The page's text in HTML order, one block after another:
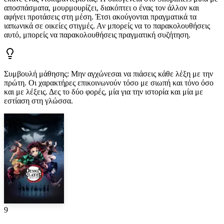
αποσπάσματα, μουρμουρίζει, διακόπτει ο ένας τον άλλον και
αφήνει προτάσεις στη μέση. Έτσι ακούγονται πραγματικά τα
ιαπωνικά σε οικείες στιγμές. Αν μπορείς να το παρακολουθήσεις
αυτό, μπορείς να παρακολουθήσεις πραγματική συζήτηση.
Συμβουλή μάθησης: Μην αγχώνεσαι να πιάσεις κάθε λέξη με την
πρώτη. Οι χαρακτήρες επικοινωνούν τόσο με σιωπή και τόνο όσο
και με λέξεις. Δες το δύο φορές, μία για την ιστορία και μία με
εστίαση στη γλώσσα.
9